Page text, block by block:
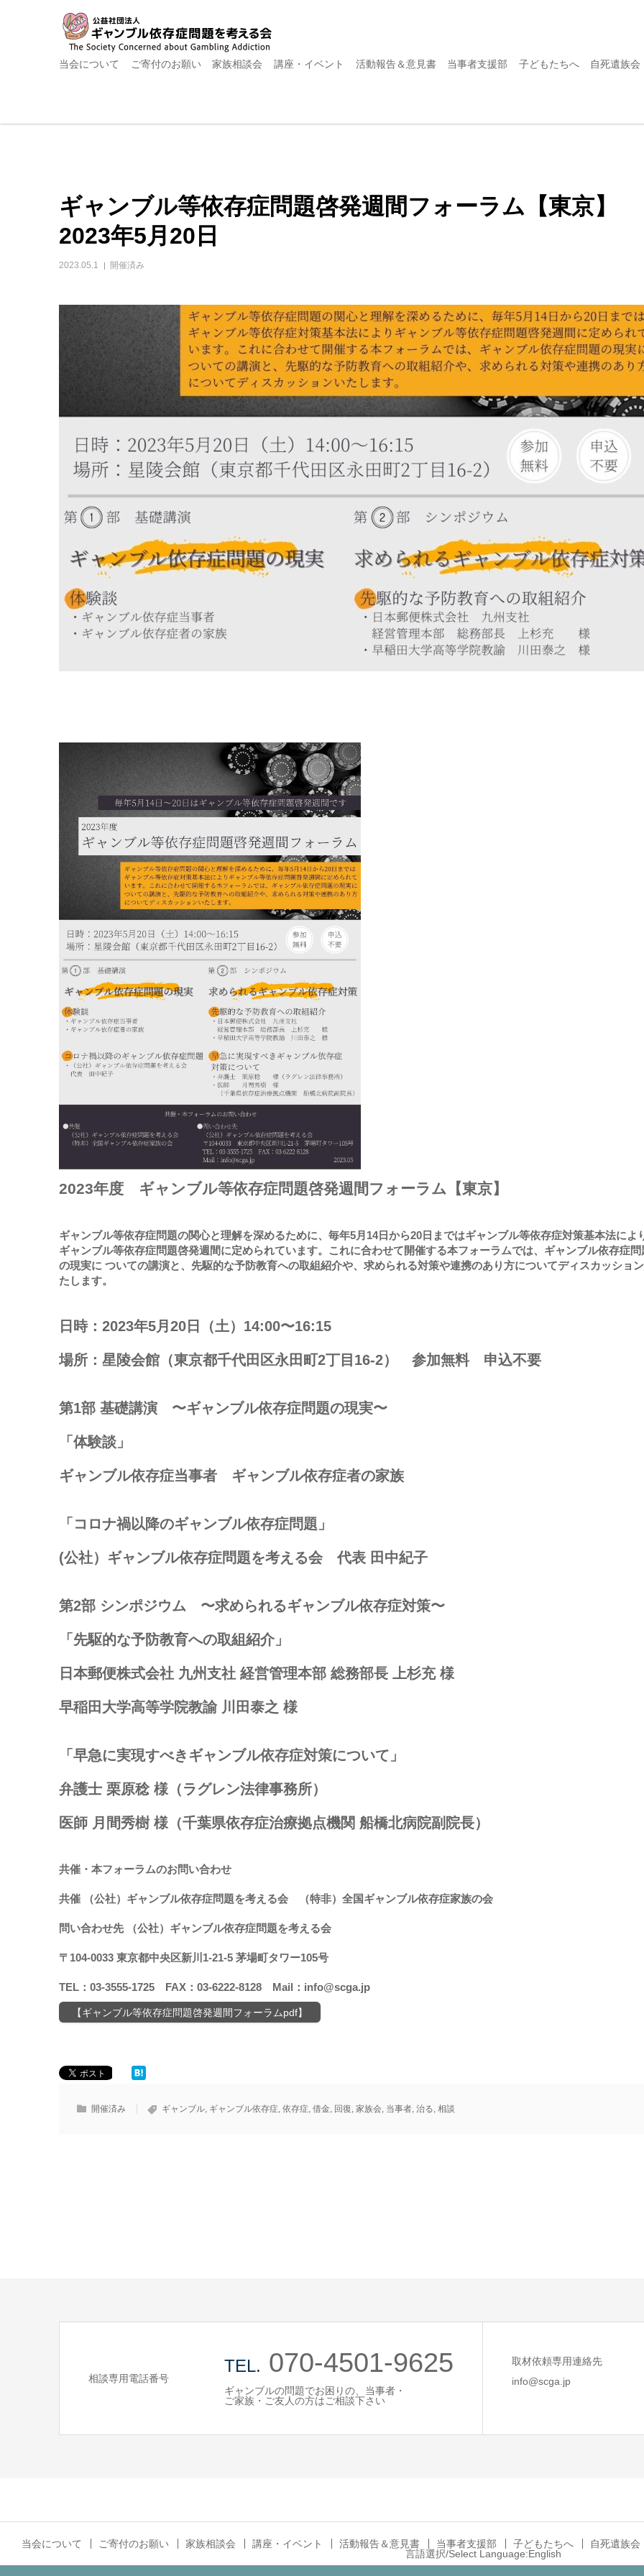
当会について ご寄付のお願い 家族相談会 講座・イベント 活動報告＆意見書 当事者支援部 子どもたちへ 自死遺族会
ギャンブル等依存症問題啓発週間フォーラム【東京】
2023年5月20日
2023.05.1 開催済み
2023年度 ギャンブル等依存症問題啓発週間フォーラム【東京】
ギャンブル等依存症問題の関⼼と理解を深めるために、毎年5⽉14⽇から20⽇まではギャンブル等依存症対策基本法によ
ギャンブル等依存症問題啓発週間に定められています。これに合わせて開催する本フォーラムでは、ギャンブル依存症問
の現実に ついての講演と、先駆的な予防教育への取組紹介や、求められる対策や連携のあり⽅についてディスカッショ
たします。
⽇時：2023年5⽉20⽇（⼟）14:00〜16:15
場所：星陵会館（東京都千代⽥区永⽥町2丁⽬16-2） 参加無料 申込不要
第1部 基礎講演 〜ギャンブル依存症問題の現実〜
「体験談」
ギャンブル依存症当事者 ギャンブル依存症者の家族
「コロナ禍以降のギャンブル依存症問題」
(公社）ギャンブル依存症問題を考える会 代表 ⽥中紀⼦
第2部 シンポジウム 〜求められるギャンブル依存症対策〜
「先駆的な予防教育への取組紹介」
⽇本郵便株式会社 九州⽀社 経営管理本部 総務部⻑ 上杉充 様
早稲⽥⼤学⾼等学院教諭 川⽥泰之 様
「早急に実現すべきギャンブル依存症対策について」
弁護⼠ 栗原稔 様（ラグレン法律事務所）
医師 ⽉間秀樹 様（千葉県依存症治療拠点機関 船橋北病院副院⻑）
共催・本フォーラムのお問い合わせ
共催 （公社）ギャンブル依存症問題を考える会 （特⾮）全国ギャンブル依存症家族の会
問い合わせ先 （公社）ギャンブル依存症問題を考える会
〒104-0033 東京都中央区新川1-21-5 茅場町タワー105号
TEL：03-3555-1725 FAX：03-6222-8128 Mail：info@scga.jp
【ギャンブル等依存症問題啓発週間フォーラムpdf】
開催済み ギャンブル, ギャンブル依存症, 依存症, 借金, 回復, 家族会, 当事者, 治る, 相談
相談専用電話番号
TEL. 070-4501-9625
ギャンブルの問題でお困りの、当事者・
ご家族・ご友人の方はご相談下さい
取材依頼専用連絡先
info@scga.jp
当会について ご寄付のお願い 家族相談会 講座・イベント 活動報告＆意見書 当事者支援部 子どもたちへ 自死遺族会
言語選択/Select Language:English